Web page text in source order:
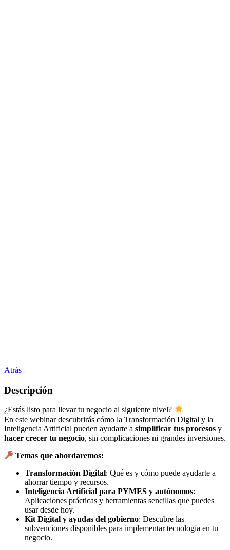
Atrás
Descripción
¿Estás listo para llevar tu negocio al siguiente nivel?
En este webinar descubrirás cómo la Transformación Digital y la
Inteligencia Artificial pueden ayudarte a simplificar tus procesos y
hacer crecer tu negocio, sin complicaciones ni grandes inversiones.
Temas que abordaremos:
Transformación Digital: Qué es y cómo puede ayudarte a
ahorrar tiempo y recursos.
Inteligencia Artificial para PYMES y autónomos:
Aplicaciones prácticas y herramientas sencillas que puedes
usar desde hoy.
Kit Digital y ayudas del gobierno: Descubre las
subvenciones disponibles para implementar tecnología en tu
negocio.